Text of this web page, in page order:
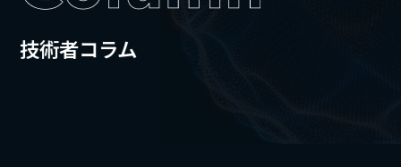
技術者コラム